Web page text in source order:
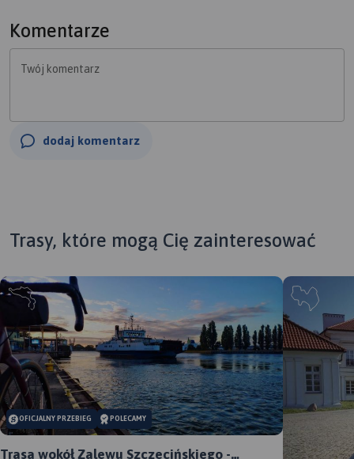
Komentarze
Twój komentarz
dodaj komentarz
Trasy, które mogą Cię zainteresować
OFICJALNY PRZEBIEG POLECAMY
Trasa wokół Zalewu Szczecińskiego -